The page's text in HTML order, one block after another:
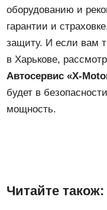
оборудованию и
гарантии и
защиту. И если вам
в Харькове,
Автосервис «X-
будет в
мощность.
Читайте також: